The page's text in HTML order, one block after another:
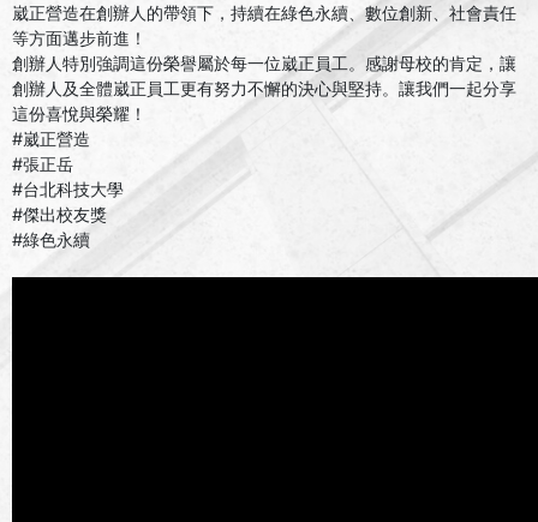
崴正營造在創辦人的帶領下，持續在綠色永續、數位創新、社會責任
等方面邁步前進！
創辦人特別強調這份榮譽屬於每一位崴正員工。感謝母校的肯定，讓
創辦人及全體崴正員工更有努力不懈的決心與堅持。讓我們一起分享
這份喜悅與榮耀！
#崴正營造
#張正岳
#台北科技大學
#傑出校友獎
#綠色永續